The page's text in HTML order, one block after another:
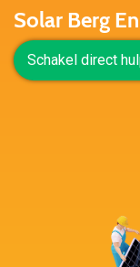
Solar Berg
Schakel direct